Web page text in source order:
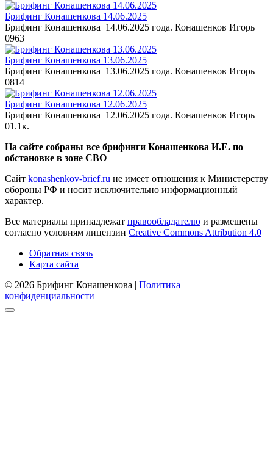
Брифинг Конашенкова 14.06.2025
Брифинг Конашенкова 14.06.2025 года. Конашенков Игорь
0963
Брифинг Конашенкова 13.06.2025
Брифинг Конашенкова 13.06.2025 года. Конашенков Игорь
0814
Брифинг Конашенкова 12.06.2025
Брифинг Конашенкова 12.06.2025 года. Конашенков Игорь
01.1к.
На сайте собраны все брифинги Конашенкова И.Е. по
обстановке в зоне СВО
Сайт konashenkov-brief.ru не имеет отношения к Министерству
обороны РФ и носит исключительно информационный
характер.
Все материалы принадлежат правообладателю и размещены
согласно условиям лицензии Creative Commons Attribution 4.0
Обратная связь
Карта сайта
© 2026 Брифинг Конашенкова | Политика
конфиденциальности